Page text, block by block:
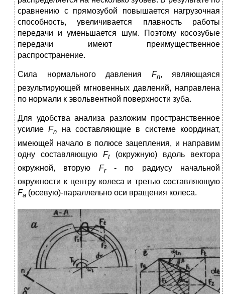
сравнению с прямозубой повышается нагрузочная
способность, увеличивается плавность работы
передачи и уменьшается шум. Поэтому косозубые
передачи имеют преимущественное
распространение.
Сила нормального давления Fn, являющаяся
результирующей мгновенных давлений, направлена
по нормали к эвольвентной поверх­ности зуба.
Для удобства анализа разложим пространственное
усилиеFn на составляющие в системе координат,
имеющей начало в полюсе зацепления, и направим
одну составляющую Ft (окружную) вдоль вектора
окружной, вторую Fr- по радиусу начальной
окружности к центру колеса и третью составляющую
Fа (осевую)-параллельно оси вращения колеса.